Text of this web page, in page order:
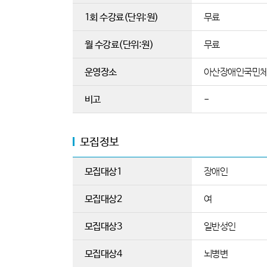
1회 수강료(단위:원) 무료
월 수강료(단위:원) 무료
운영장소 아산장애인국민
비고 -
모집정보
모집대상1 장애인
모집대상2 여
모집대상3 일반성인
모집대상4 뇌병변